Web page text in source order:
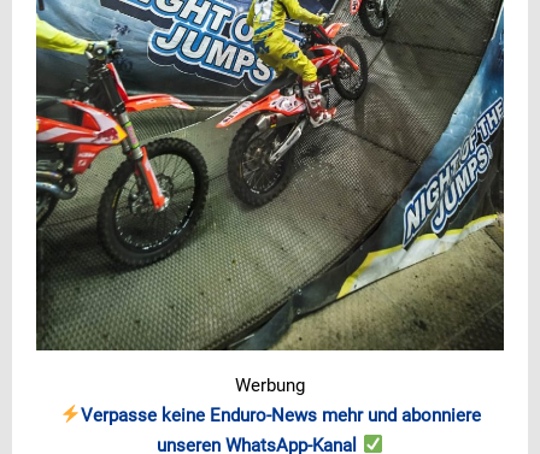
Werbung
Verpasse keine Enduro-News mehr und abonniere
unseren WhatsApp-Kanal